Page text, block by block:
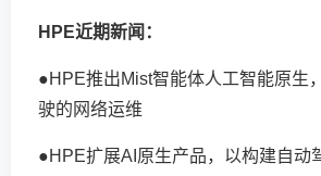
HPE近期新闻：
●HPE推出Mist智能体人工智能原生
驶的网络运维
●HPE扩展AI原生产品，以构建自动